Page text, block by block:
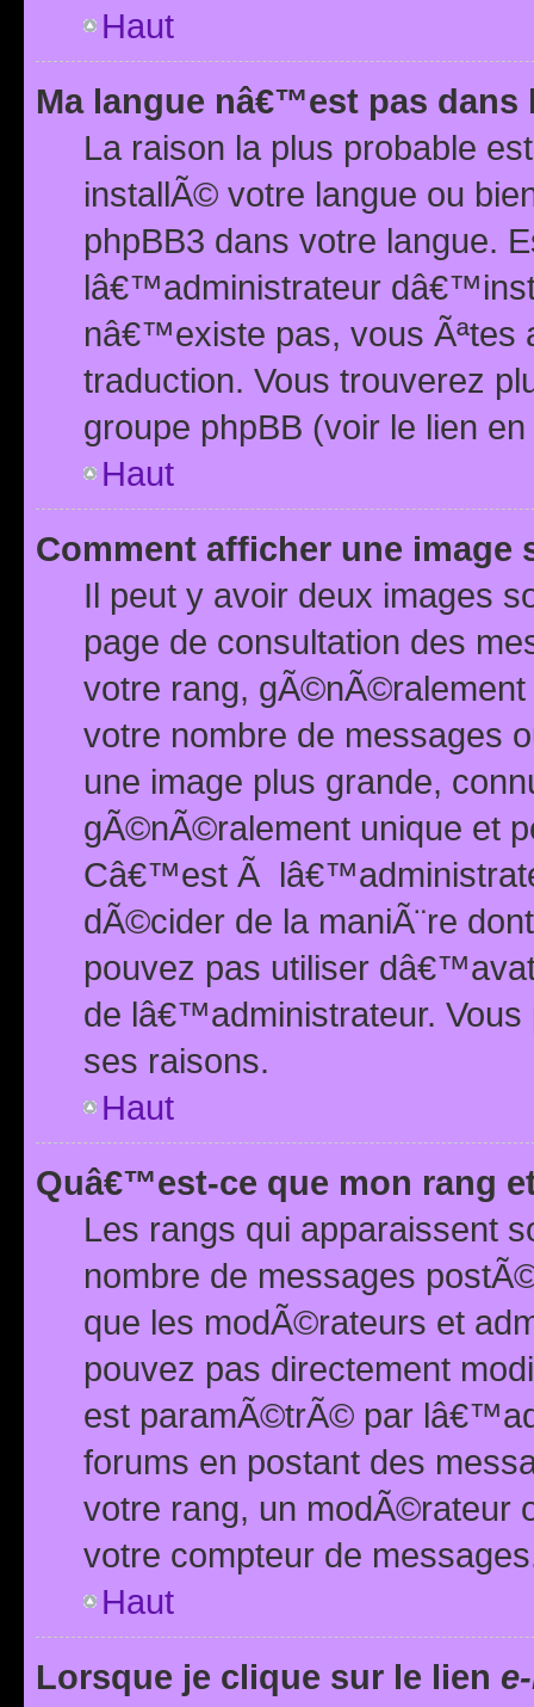
Haut
Ma langue nâ€™est pas dans
La raison la plus probable
installÃ© votre langue ou
phpBB3 dans votre langue.
lâ€™administrateur
nâ€™existe pas, vous Ãªtes
traduction. Vous trouverez
groupe phpBB (voir le lien
Haut
Comment afficher une image
Il peut y avoir deux images
page de consultation des
votre rang,
votre nombre de messages
une image plus grande,
gÃ©nÃ©ralement unique et
Câ€™est Ã
dÃ©cider de la maniÃ¨re
pouvez pas utiliser
de lâ€™administrateur.
ses raisons.
Haut
Quâ€™est-ce que mon rang
Les rangs qui apparaissent
nombre de messages
que les modÃ©rateurs et
pouvez pas directement
est paramÃ©trÃ© par
forums en postant des
votre rang, un modÃ©rateur
votre compteur de
Haut
Lorsque je clique sur le lien